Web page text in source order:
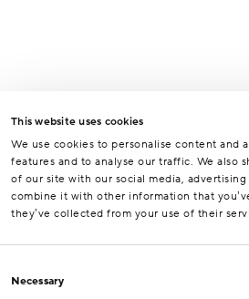
This website uses cookies
We use cookies to personalise content and
features and to analyse our traffic. We also
of our site with our social media,
combine it with other information that
they’ve collected from your use of their
Selection
Necessary